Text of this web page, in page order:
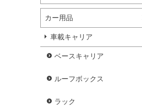
カー用品
車載キャリア
ベースキャリア
ルーフボックス
ラック